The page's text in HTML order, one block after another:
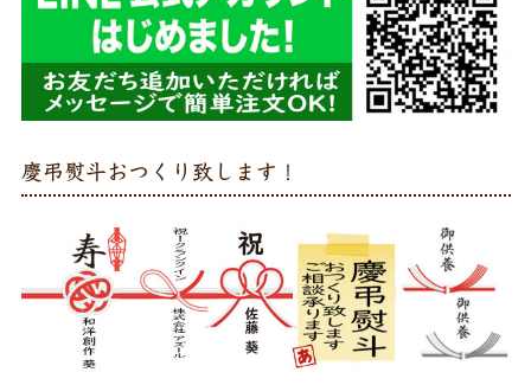
慶弔熨斗おつくり致します！